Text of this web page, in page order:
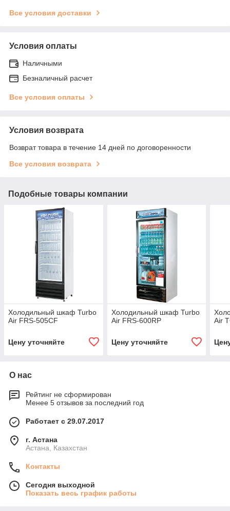
Все условия доставки
Условия оплаты
Наличными
Безналичный расчет
Все условия оплаты
Условия возврата
Возврат товара в течение 14 дней по договоренности
Все условия возврата
Подобные товары компании
Холодильный шкаф Turbo
Air FRS-505CF
Цену уточняйте
Холодильный шкаф Turbo
Air FRS-600RP
Цену уточняйте
Air
О нас
Рейтинг не сформирован
Менее 5 отзывов за последний год
Работает с 29.07.2017
г. Астана
Астана, Казахстан
Контакты
Сегодня выходной
Показать весь график работы